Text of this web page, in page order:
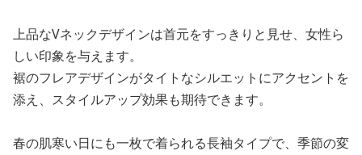
上品なVネックデザインは首元をすっきりと見せ、女性ら
しい印象を与えます。
裾のフレアデザインがタイトなシルエットにアクセントを
添え、スタイルアップ効果も期待できます。
春の肌寒い日にも一枚で着られる長袖タイプで、季節の変